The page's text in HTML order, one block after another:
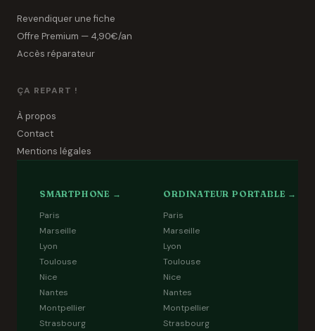
Revendiquer une fiche
Offre Premium — 4,90€/an
Accès réparateur
ÇA REPART !
À propos
Contact
Mentions légales
SMARTPHONE →
Paris
Marseille
Lyon
Toulouse
Nice
Nantes
Montpellier
Strasbourg
ORDINATEUR PORTABLE →
Paris
Marseille
Lyon
Toulouse
Nice
Nantes
Montpellier
Strasbourg